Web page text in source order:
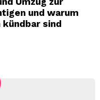
und warum
sind